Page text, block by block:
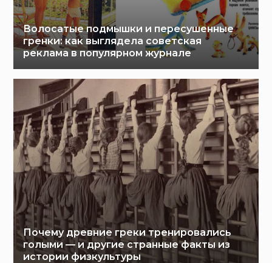
Волосатые подмышки и пересушенные
гренки: как выглядела советская
реклама в популярном журнале
Почему древние греки тренировались
голыми — и другие странные факты из
истории физкультуры